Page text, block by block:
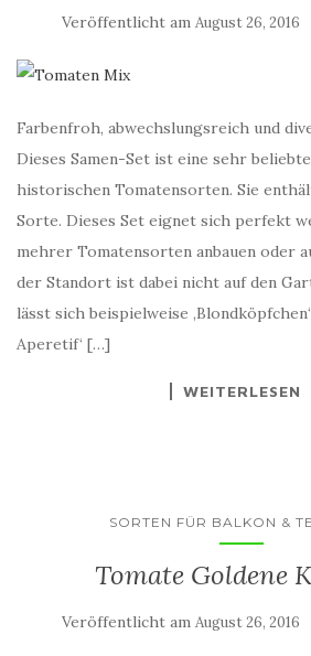
Veröffentlicht am August 26, 2016
Farbenfroh, abwechslungsreich und
Dieses Samen-Set ist eine sehr
historischen Tomatensorten. Sie
Sorte. Dieses Set eignet sich perfekt
mehrer Tomatensorten anbauen oder
der Standort ist dabei nicht auf den
lässt sich beispielweise
Aperetif‘ […]
WEITERLESEN
SORTEN FÜR BALKON &
Tomate Goldene
Veröffentlicht am August 26, 2016